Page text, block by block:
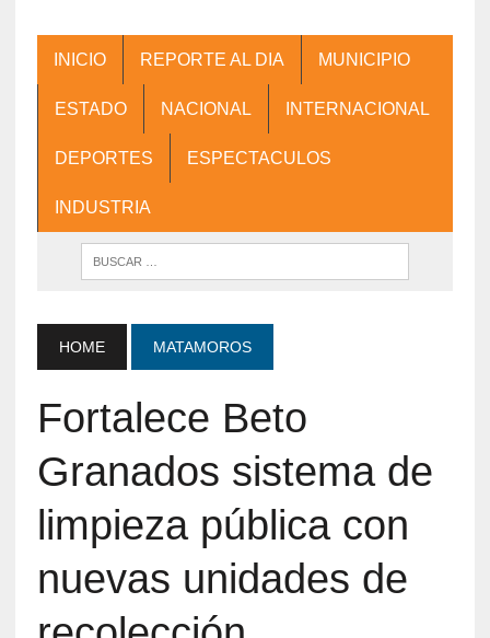
INICIO REPORTE AL DIA MUNICIPIO
ESTADO NACIONAL INTERNACIONAL
DEPORTES ESPECTACULOS
INDUSTRIA
HOME MATAMOROS
Fortalece Beto
Granados sistema de
limpieza pública con
nuevas unidades de